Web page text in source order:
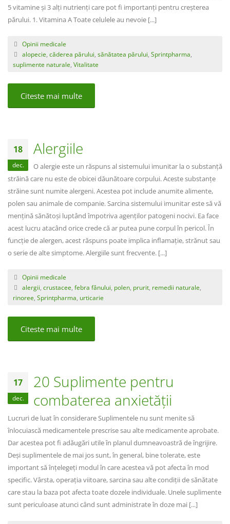
5 vitamine și 3 alți nutrienți care pot fi importanți pentru creșterea
părului. 1. Vitamina A Toate celulele au nevoie [...]
Opinii medicale
alopecie căderea părului sănătatea părului Sprintpharma
suplimente naturale Vitalitate
Citeste mai multe
18
dec.
Alergiile
O alergie este un răspuns al sistemului imunitar la o substanță
străină care nu este de obicei dăunătoare corpului. Aceste substanțe
străine sunt numite alergeni. Acestea pot include anumite alimente,
polen sau animale de companie. Sarcina sistemului imunitar este să vă
mențină sănătoși luptând împotriva agenților patogeni nocivi. Ea face
acest lucru atacând orice crede că ar putea pune corpul în pericol. În
funcție de alergen, acest răspuns poate implica inflamație, strănut sau
o serie de alte simptome. Alergiile sunt frecvente. [...]
Opinii medicale
alergii crustacee febra fânului polen, prurit, remedii naturale
rinoree Sprintpharma urticarie
Citeste mai multe
17
dec.
20 Suplimente pentru
combaterea anxietății
Lucruri de luat în considerare Suplimentele nu sunt menite să
înlocuiască medicamentele prescrise sau alte medicamente aprobate.
Dar acestea pot fi adăugări utile în planul dumneavoastră de îngrijire.
Deși suplimentele de mai jos sunt, în general, bine tolerate, este
important să înțelegeți modul în care acestea vă pot afecta în mod
specific. Vârsta, operația viitoare, sarcina sau alte condiții de sănătate
care stau la baza pot afecta toate dozele individuale. Unele suplimente
sunt periculoase atunci când sunt administrate în doze mai [...]